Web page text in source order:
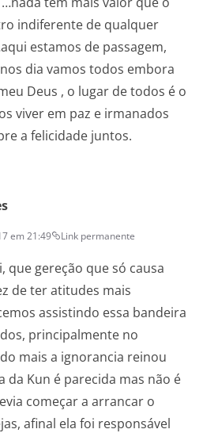
indiferente de qualquer
estamos de passagem,
dia vamos todos embora
Deus , o lugar de todos é o
viver em paz e irmanados
a felicidade juntos.
em 21:49 Link permanente
que gereção que só causa
de ter atitudes mais
assistindo essa bandeira
principalmente no
mais a ignorancia reinou
da Kun é parecida mas não é
começar a arrancar o
afinal ela foi responsável